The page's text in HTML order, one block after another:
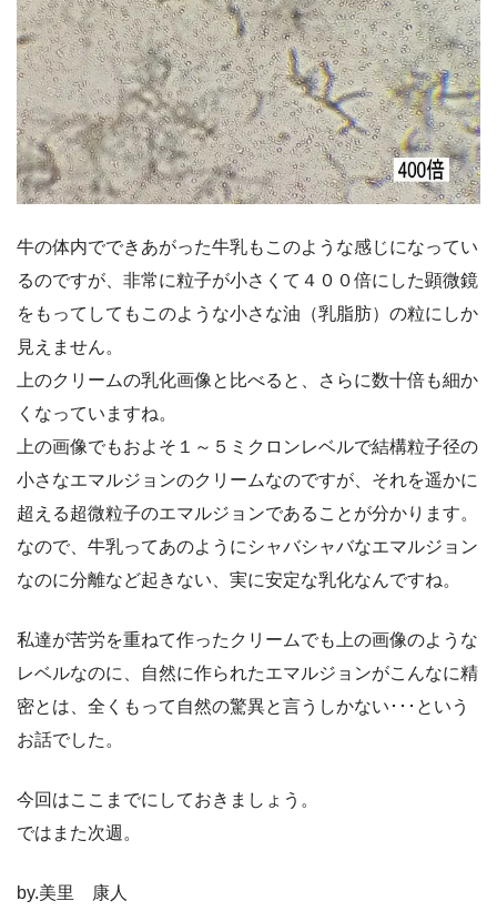
牛の体内でできあがった牛乳もこのような感じになってい
るのですが、非常に粒子が小さくて４００倍にした顕微鏡
をもってしてもこのような小さな油（乳脂肪）の粒にしか
見えません。
上のクリームの乳化画像と比べると、さらに数十倍も細か
くなっていますね。
上の画像でもおよそ１～５ミクロンレベルで結構粒子径の
小さなエマルジョンのクリームなのですが、それを遥かに
超える超微粒子のエマルジョンであることが分かります。
なので、牛乳ってあのようにシャバシャバなエマルジョン
なのに分離など起きない、実に安定な乳化なんですね。
私達が苦労を重ねて作ったクリームでも上の画像のような
レベルなのに、自然に作られたエマルジョンがこんなに精
密とは、全くもって自然の驚異と言うしかない･･･という
お話でした。
今回はここまでにしておきましょう。
ではまた次週。
by.美里 康人